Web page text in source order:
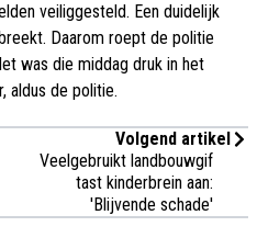
veiliggesteld. Een duidelijk
Daarom roept de politie
was die middag druk in het
aldus de politie.
Volgend artikel
Veelgebruikt landbouwgif
tast kinderbrein aan:
'Blijvende schade'